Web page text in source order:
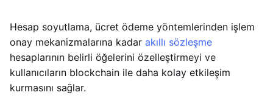
Hesap soyutlama, ücret ödeme yöntemlerinden işlem
onay mekanizmalarına kadar akıllı sözleşme
hesaplarının belirli öğelerini özelleştirmeyi ve
kullanıcıların blockchain ile daha kolay etkileşim
kurmasını sağlar.